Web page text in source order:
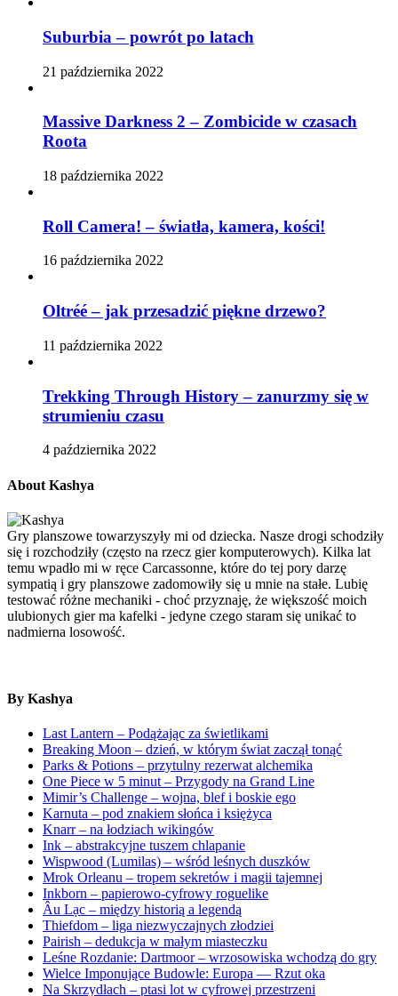
Suburbia – powrót po latach
21 października 2022
Massive Darkness 2 – Zombicide w czasach
Roota
18 października 2022
Roll Camera! – światła, kamera, kości!
16 października 2022
Oltréé – jak przesadzić piękne drzewo?
11 października 2022
Trekking Through History – zanurzmy się w
strumieniu czasu
4 października 2022
About Kashya
Gry planszowe towarzyszyły mi od dziecka. Nasze drogi schodziły
się i rozchodziły (często na rzecz gier komputerowych). Kilka lat
temu wpadło mi w ręce Carcassonne, które do tej pory darzę
sympatią i gry planszowe zadomowiły się u mnie na stałe. Lubię
testować różne mechaniki - choć przyznaję, że większość moich
ulubionych gier ma kafelki - jedyne czego staram się unikać to
nadmierna losowość.
By Kashya
Last Lantern – Podążając za świetlikami
Breaking Moon – dzień, w którym świat zaczął tonąć
Parks & Potions – przytulny rezerwat alchemika
One Piece w 5 minut – Przygody na Grand Line
Mimir’s Challenge – wojna, blef i boskie ego
Karnuta – pod znakiem słońca i księżyca
Knarr – na łodziach wikingów
Ink – abstrakcyjne tuszem chlapanie
Wispwood (Lumilas) – wśród leśnych duszków
Mrok Orleanu – tropem sekretów i magii tajemnej
Inkborn – papierowo-cyfrowy roguelike
Âu Lạc – między historią a legendą
Thiefdom – liga niezwyczajnych złodziei
Pairish – dedukcja w małym miasteczku
Leśne Rozdanie: Dartmoor – wrzosowiska wchodzą do gry
Wielce Imponujące Budowle: Europa — Rzut oka
Na Skrzydłach – ptasi lot w cyfrowej przestrzeni